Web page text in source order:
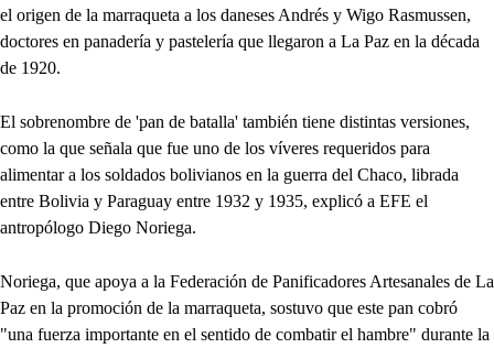
el origen de la marraqueta a los daneses Andrés y Wigo Rasmussen,
doctores en panadería y pastelería que llegaron a La Paz en la década
de 1920.
El sobrenombre de 'pan de batalla' también tiene distintas versiones,
como la que señala que fue uno de los víveres requeridos para
alimentar a los soldados bolivianos en la guerra del Chaco, librada
entre Bolivia y Paraguay entre 1932 y 1935, explicó a EFE el
antropólogo Diego Noriega.
Noriega, que apoya a la Federación de Panificadores Artesanales de La
Paz en la promoción de la marraqueta, sostuvo que este pan cobró
"una fuerza importante en el sentido de combatir el hambre" durante la